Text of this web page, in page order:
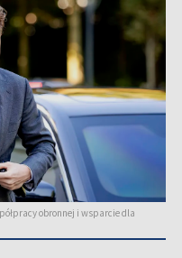
obronnej i wsparcie dla